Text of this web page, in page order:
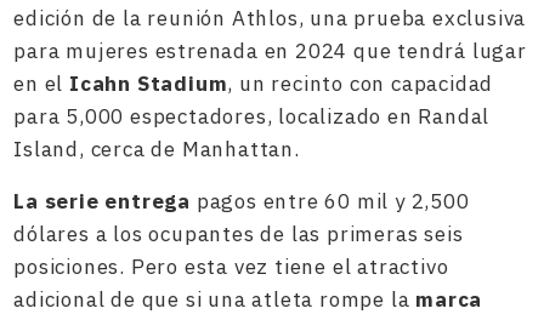
edición de la reunión Athlos, una prueba exclusiva
para mujeres estrenada en 2024 que tendrá lugar
en el Icahn Stadium, un recinto con capacidad
para 5,000 espectadores, localizado en Randal
Island, cerca de Manhattan.
La serie entrega pagos entre 60 mil y 2,500
dólares a los ocupantes de las primeras seis
posiciones. Pero esta vez tiene el atractivo
adicional de que si una atleta rompe la marca